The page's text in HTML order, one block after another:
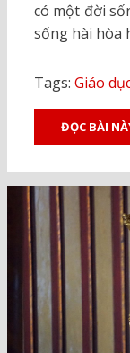
có một đời
sống hài hòa
Tags: Giáo
ĐỌC BÀI